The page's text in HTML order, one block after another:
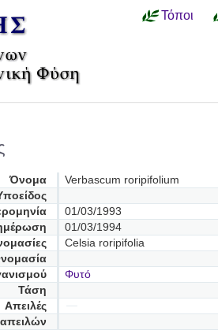
Τόποι
Όνομα
Verbascum roripifolium
01/03/1993
01/03/1994
Celsia roripifolia
Φυτό
Τάση
Απειλές